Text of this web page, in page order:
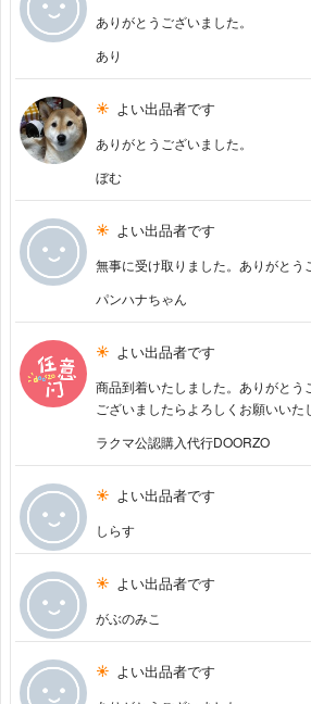
ありがとうございました。
あり
よい出品者です
ありがとうございました。
ぼむ
よい出品者です
無事に受け取りました。ありがとう
パンハナちゃん
よい出品者です
商品到着いたしました。ありがとう
ございましたらよろしくお願いいた
ラクマ公認購入代行DOORZO
よい出品者です
しらす
よい出品者です
がぶのみこ
よい出品者です